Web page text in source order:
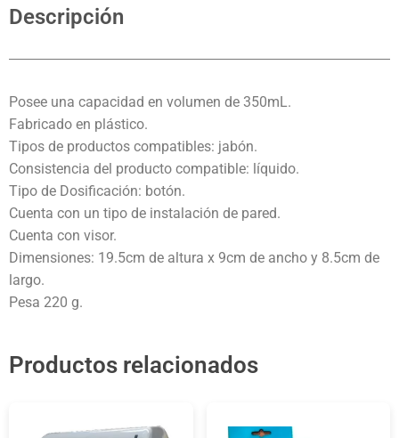
Descripción
Posee una capacidad en volumen de 350mL.
Fabricado en plástico.
Tipos de productos compatibles: jabón.
Consistencia del producto compatible: líquido.
Tipo de Dosificación: botón.
Cuenta con un tipo de instalación de pared.
Cuenta con visor.
Dimensiones: 19.5cm de altura x 9cm de ancho y 8.5cm de
largo.
Pesa 220 g.
Productos relacionados